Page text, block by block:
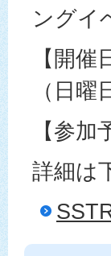
ングイ
【開
（日曜
【参
詳細は